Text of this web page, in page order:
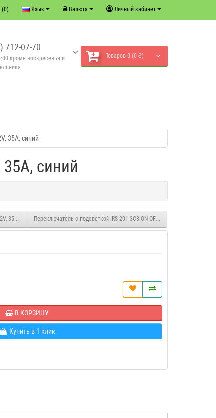
Личный кабинет
₴ Валюта
Язык
(0)
712-07-70
кроме воскресенья и
Товаров 0 (0 ₴)
35А, синий
35А, синий
35А, чёрныйПереключатель с подсветкой IRS-201-3C3 ON-OFF, 4pin, 12V, 35А,
В КОРЗИНУ
Купить в 1 клик